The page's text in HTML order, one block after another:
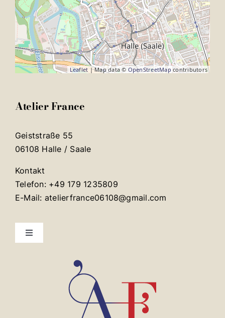
Leaflet | Map data © OpenStreetMap contributors
Atelier France
Geiststraße 55
06108 Halle / Saale
Kontakt
Telefon: +49 179 1235809
E-Mail: atelierfrance06108@gmail.com
Toggle
Mentions légales